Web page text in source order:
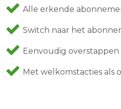
Alle erkende
Switch naar het
Eenvoudig overstappen
Met welkomstacties als